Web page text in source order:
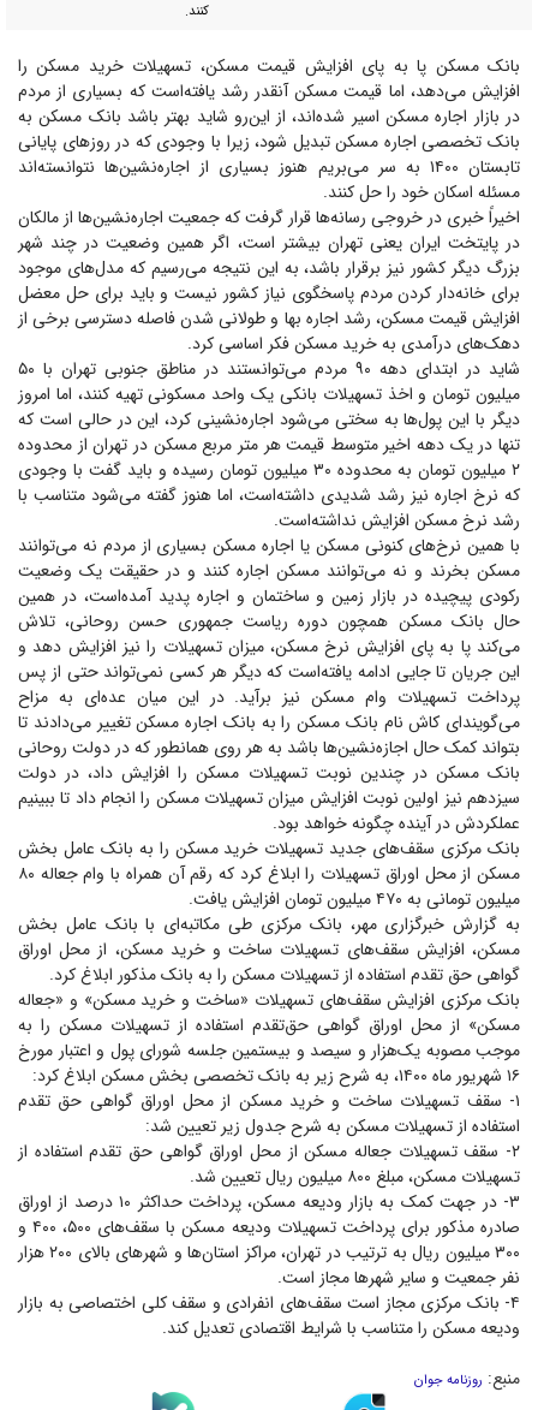
کنند.
بانک مسکن پا به پای افزایش قیمت مسکن، تسهیلات خرید مسکن را
افزایش می‌دهد، اما قیمت مسکن آنقدر رشد یافته‌است که بسیاری از مردم
در بازار اجاره مسکن اسیر شده‌اند، از این‌رو شاید بهتر باشد بانک مسکن به
بانک تخصصی اجاره مسکن تبدیل شود، زیرا با وجودی که در روز‌های پایانی
تا‌بستان ۱۴۰۰ به سر می‌بریم هنوز بسیاری از اجاره‌نشین‌ها نتوانسته‌اند
مسئله اسکان خود را حل کنند.
اخیراً خبری در خروجی رسانه‌ها قرار گرفت که جمعیت اجاره‌نشین‌ها از مالکان
در پایتخت ایران یعنی تهران بیشتر است، اگر همین وضعیت در چند شهر
بزرگ دیگر کشور نیز برقرار باشد، به این نتیجه می‌رسیم که مدل‌های موجود
برای خانه‌دار کردن مردم پاسخگوی نیاز کشور نیست و باید برای حل معضل
افزایش قیمت مسکن، رشد اجاره بها و طولانی شدن فاصله دسترسی برخی از
دهک‌های درآمدی به خرید مسکن فکر اساسی کرد.
شاید در ابتدای دهه ۹۰ مردم می‌توانستند در مناطق جنوبی تهران با ۵۰
میلیون تومان و اخذ تسهیلات بانکی یک واحد مسکونی تهیه کنند، اما امروز
دیگر با این پول‌ها به سختی می‌شود اجاره‌نشینی کرد، این در حالی است که
تنها در یک دهه اخیر متوسط قیمت هر متر مربع مسکن در تهران از محدوده
۲ میلیون تومان به محدوده ۳۰ میلیون تومان رسیده و باید گفت با وجودی
که نرخ اجاره نیز رشد شدیدی داشته‌است، اما هنوز گفته می‌شود متناسب با
رشد نرخ مسکن افزایش نداشته‌است.
با همین نرخ‌های کنونی مسکن یا اجاره مسکن بسیاری از مردم نه می‌توانند
مسکن بخرند و نه می‌توانند مسکن اجاره کنند و در حقیقت یک وضعیت
رکودی پیچیده در بازار زمین و ساختمان و اجاره پدید آمده‌است، در همین
حال بانک مسکن همچون دوره ریاست جمهوری حسن روحانی، تلاش
می‌کند پا به پای افزایش نرخ مسکن، میزان تسهیلات را نیز افزایش دهد و
این جریان تا جایی ادامه یافته‌است که دیگر هر کسی نمی‌تواند حتی از پس
پرداخت تسهیلات وام مسکن نیز برآید. در این میان عده‌ای به مزاح
می‌گویند‌ای کاش نام بانک مسکن را به بانک اجاره مسکن تغییر می‌دادند تا
بتواند کمک حال اجازه‌نشین‌ها باشد به هر روی همانطور که در دولت روحانی
بانک مسکن در چندین نوبت تسهیلات مسکن را افزایش داد، در دولت
سیزدهم نیز اولین نوبت افزایش میزان تسهیلات مسکن را انجام داد تا ببینیم
عملکردش در آینده چگونه خواهد بود.
بانک مرکزی سقف‌های جدید تسهیلات خرید مسکن را به بانک عامل بخش
مسکن از محل اوراق تسهیلات را ابلاغ کرد که رقم آن همراه با وام جعاله ۸۰
میلیون تومانی به ۴۷۰ میلیون تومان افزایش یافت.
به گزارش خبرگزاری مهر، بانک مرکزی طی مکاتبه‌ای با بانک عامل بخش
مسکن، افزایش سقف‌های تسهیلات ساخت و خرید مسکن، از محل اوراق
گواهی حق تقدم استفاده از تسهیلات مسکن را به بانک مذکور ابلاغ کرد.
بانک مرکزی افزایش سقف‌های تسهیلات «ساخت و خرید مسکن» و «جعاله
مسکن» از محل اوراق گواهی حق‌تقدم استفاده از تسهیلات مسکن را به
موجب مصوبه یک‌هزار و سیصد و بیستمین جلسه شورای پول و اعتبار مورخ
۱۶ شهریور ماه ۱۴۰۰، به شرح زیر به بانک تخصصی بخش مسکن ابلاغ کرد:
۱- سقف تسهیلات ساخت و خرید مسکن از محل اوراق گواهی حق تقدم
استفاده از تسهیلات مسکن به شرح جدول زیر تعیین شد:
۲- سقف تسهیلات جعاله مسکن از محل اوراق گواهی حق تقدم استفاده از
تسهیلات مسکن، مبلغ ۸۰۰ میلیون ریال تعیین شد.
۳- در جهت کمک به بازار ودیعه مسکن، پرداخت حداکثر ۱۰ درصد از اوراق
صادره مذکور برای پرداخت تسهیلات ودیعه مسکن با سقف‌های ۵۰۰، ۴۰۰ و
۳۰۰ میلیون ریال به ترتیب در تهران، مراکز استان‌ها و شهر‌های بالای ۲۰۰ هزار
نفر جمعیت و سایر شهر‌ها مجاز است.
۴- بانک مرکزی مجاز است سقف‌های انفرادی و سقف کلی اختصاصی به بازار
ودیعه مسکن را متناسب با شرایط اقتصادی تعدیل کند.
منبع: روزنامه جوان